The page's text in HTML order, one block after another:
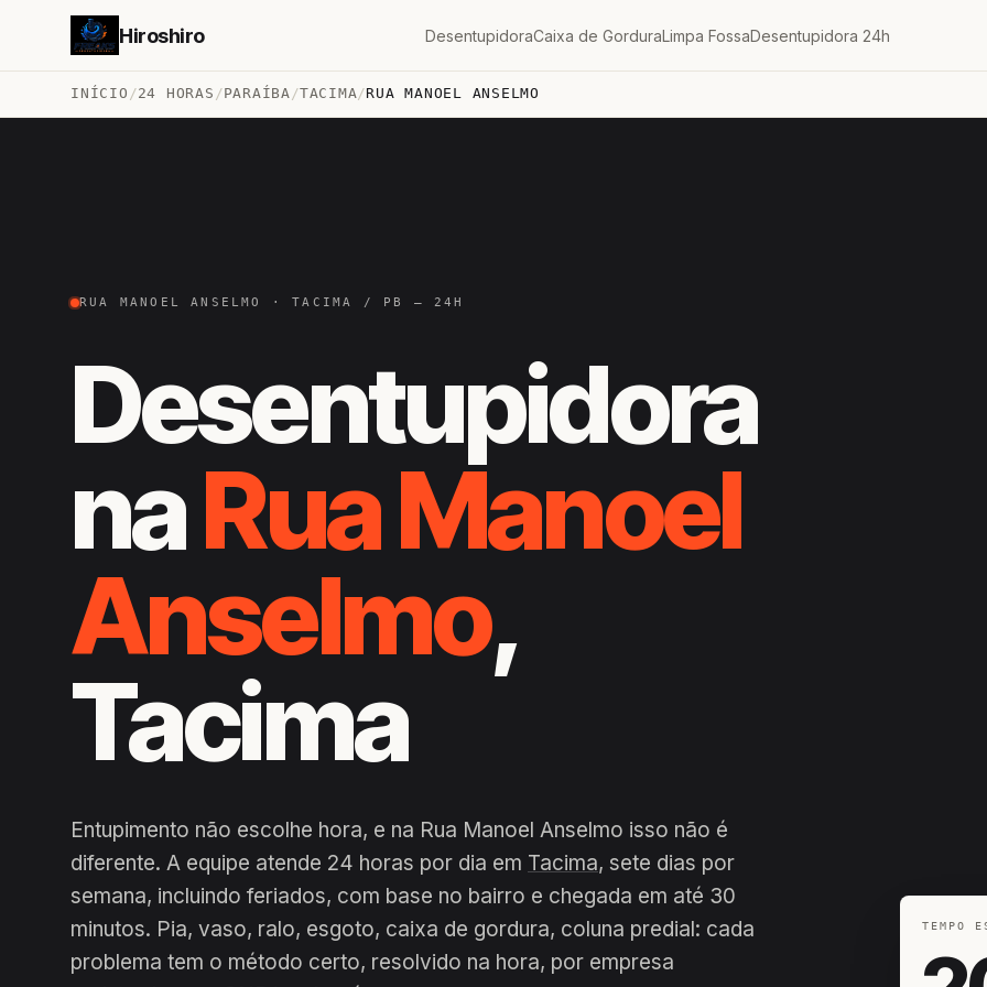
Hiroshiro DesentupidoraCaixa de GorduraLimpa FossaDesentupidora 24h
INÍCIO /24 HORAS /PARAÍBA /TACIMA/RUA MANOEL ANSELMO
RUA MANOEL ANSELMO · TACIMA / PB — 24H
Desentupidora
naRua Manoel
Anselmo,
Tacima
Entupimento não escolhe hora, e na Rua Manoel Anselmo isso não é
diferente. A equipe atende 24 horas por dia em Tacima, sete dias por
semana, incluindo feriados, com base no bairro e chegada em até 30
minutos. Pia, vaso, ralo, esgoto, caixa de gordura, coluna predial: cada
problema tem o método certo, resolvido na hora, por empresa
TEMPO